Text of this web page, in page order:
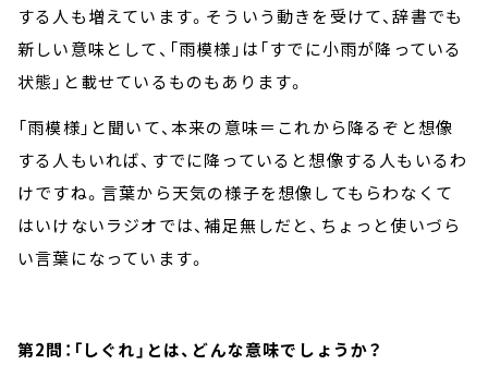
する人も増えています。そういう動きを受けて、辞書でも
新しい意味として、「雨模様」は「すでに小雨が降っている
状態」と載せているものもあります。
「雨模様」と聞いて、本来の意味＝これから降るぞと想像
する人もいれば、すでに降っていると想像する人もいるわ
けですね。言葉から天気の様子を想像してもらわなくて
はいけないラジオでは、補足無しだと、ちょっと使いづら
い言葉になっています。
第2問：「しぐれ」とは、どんな意味でしょうか？